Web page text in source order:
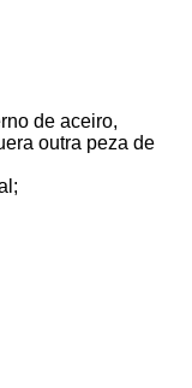
de aceiro,
outra peza de